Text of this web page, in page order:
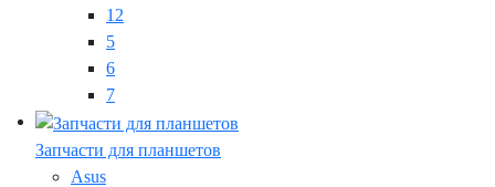
12
5
6
7
Запчасти для планшетов
Asus